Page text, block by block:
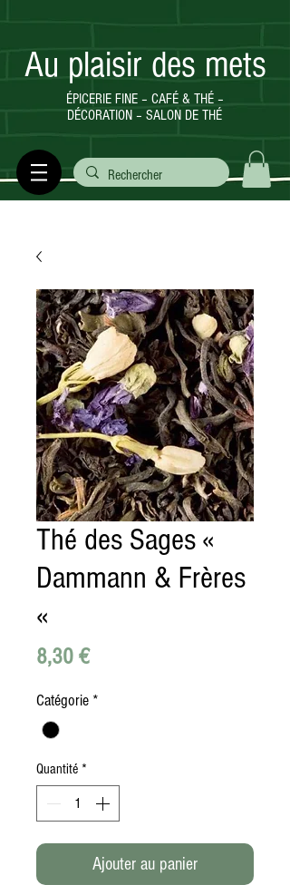
ÉPICERIE FINE – CAFÉ & THÉ –
DÉCORATION – SALON DE THÉ
Au plaisir des mets
Thé des Sages «
Dammann & Frères
«
8,30 €Prix
Catégorie *
Quantité *
Ajouter au panier